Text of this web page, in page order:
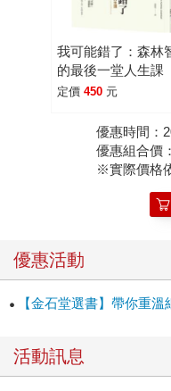
我可能錯了：森林
的最後一堂人生課
定價 450 元
優惠時間：
優惠組合價
※實際價格
優惠活動
【金石堂選書】帶你重溫
活動訊息